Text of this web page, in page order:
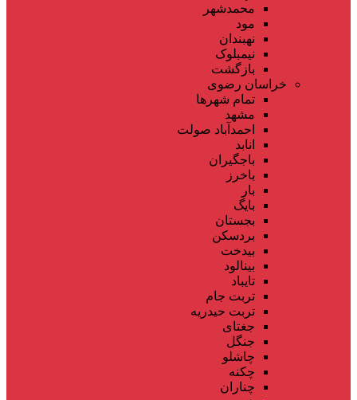
محمدشهر
مود
نهبندان
نیمبلوک
بازگشت
خراسان رضوی
تمام شهر‌ها
مشهد
احمدآباد صولت
انابد
باجگیران
باخرز
بار
بایگ
بجستان
بردسکن
بیدخت
بینالود
تایباد
تربت جام
تربت حیدریه
جغتای
جنگل
چاشلو
چکنه
چناران